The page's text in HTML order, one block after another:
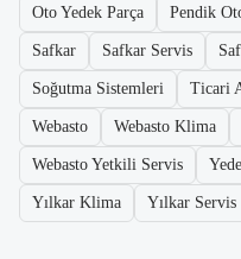
Oto Yedek Parça Pendik
Safkar Safkar Servis
Soğutma Sistemleri Ticari
Webasto Webasto Klima
Webasto Yetkili Servis
Yılkar Klima Yılkar Servis